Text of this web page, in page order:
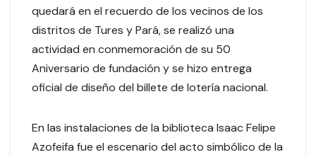
quedará en el recuerdo de los vecinos de los
distritos de Tures y Pará, se realizó una
actividad en conmemoración de su 50
Aniversario de fundación y se hizo entrega
oficial de diseño del billete de lotería nacional.
En las instalaciones de la biblioteca Isaac Felipe
Azofeifa fue el escenario del acto simbólico de la